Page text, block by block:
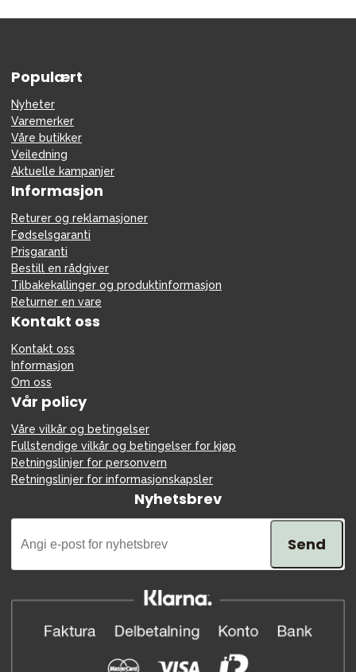
Populært
Nyheter
Varemerker
Våre butikker
Veiledning
Aktuelle kampanjer
Informasjon
Returer og reklamasjoner
Fødselsgaranti
Prisgaranti
Bestill en rådgiver
Tilbakekallinger og produktinformasjon
Returner en vare
Kontakt oss
Kontakt oss
Informasjon
Om oss
Vår policy
Våre vilkår og betingelser
Fullstendige vilkår og betingelser for kjøp
Retningslinjer for personvern
Retningslinjer for informasjonskapsler
Nyhetsbrev
Send